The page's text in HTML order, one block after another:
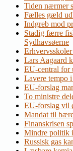
Tiden nærmer
Fælles gæld
Indgreb mod
Stadig færre
Sydhavsøerne
Lars Aagaard
EU-central for
Lavere tempo
EU-forslag
To ministre
EU-forslag vil
Mandat til
Finanskrisen
Mindre politik
Russisk gas